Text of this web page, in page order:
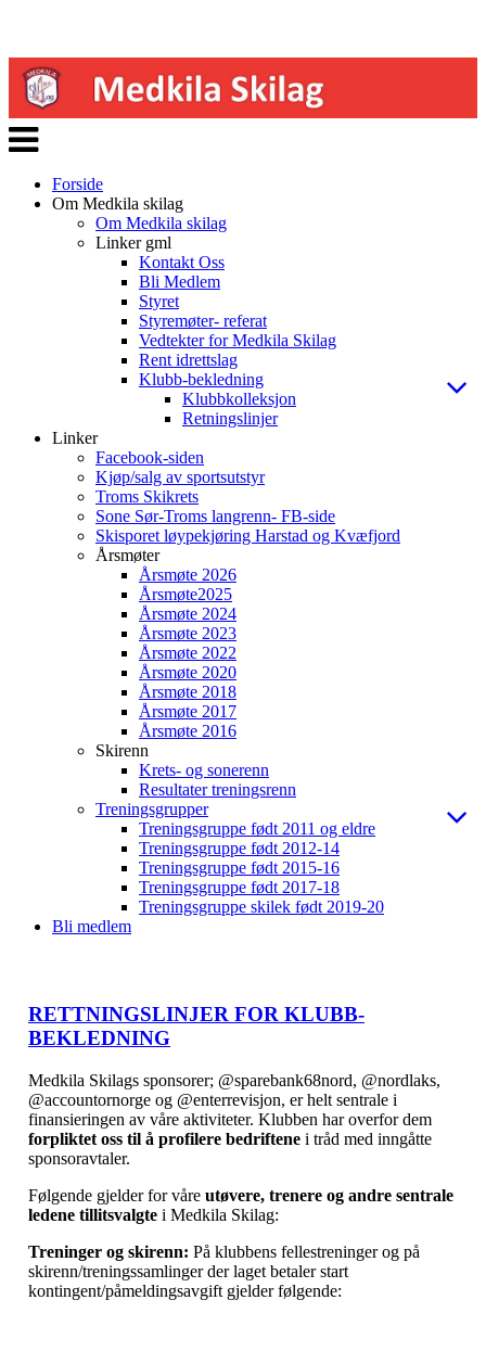
Veksle
navigasjon
Forside
Om Medkila skilag
Om Medkila skilag
Linker gml
Kontakt Oss
Bli Medlem
Styret
Styremøter- referat
Vedtekter for Medkila Skilag
Rent idrettslag
Klubb-bekledning
Klubbkolleksjon
Retningslinjer
Linker
Facebook-siden
Kjøp/salg av sportsutstyr
Troms Skikrets
Sone Sør-Troms langrenn- FB-side
Skisporet løypekjøring Harstad og Kvæfjord
Årsmøter
Årsmøte 2026
Årsmøte2025
Årsmøte 2024
Årsmøte 2023
Årsmøte 2022
Årsmøte 2020
Årsmøte 2018
Årsmøte 2017
Årsmøte 2016
Skirenn
Krets- og sonerenn
Resultater treningsrenn
Treningsgrupper
Treningsgruppe født 2011 og eldre
Treningsgruppe født 2012-14
Treningsgruppe født 2015-16
Treningsgruppe født 2017-18
Treningsgruppe skilek født 2019-20
Bli medlem
RETTNINGSLINJER FOR KLUBB-
BEKLEDNING
Medkila Skilags sponsorer; @sparebank68nord, @nordlaks,
@accountornorge og @enterrevisjon, er helt sentrale i
finansieringen av våre aktiviteter. Klubben har overfor dem
forpliktet oss til å profilere bedriftene i tråd med inngåtte
sponsoravtaler.
Følgende gjelder for våre utøvere, trenere og andre sentrale
ledene tillitsvalgte i Medkila Skilag:
Treninger og skirenn: På klubbens fellestreninger og på
skirenn/treningssamlinger der laget betaler start
kontingent/påmeldingsavgift gjelder følgende: